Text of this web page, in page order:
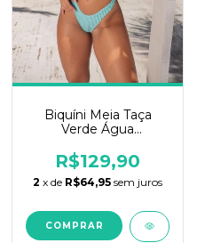
Biquíni Meia Taça
Verde Água
R$129,90
2 x de R$64,95 sem juros
COMPRAR